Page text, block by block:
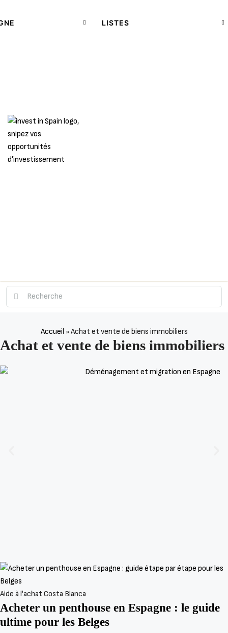
LISTES
Accueil »Achat et vente de biens immobiliers
Achat et vente de biens immobiliers
Aide à l'achat Costa Blanca
Acheter un penthouse en Espagne : le guide
ultime pour les Belges